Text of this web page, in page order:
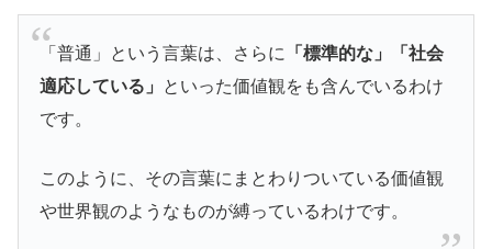
「普通」という言葉は、さらに
「標準的な」「社会
適応している」
といった価値観をも含んでいるわけ
です。
このように、その言葉にまとわりついている価値観
や世界観のようなものが縛っているわけです。